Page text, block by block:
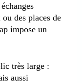
des places de
impose un
très large :
aussi